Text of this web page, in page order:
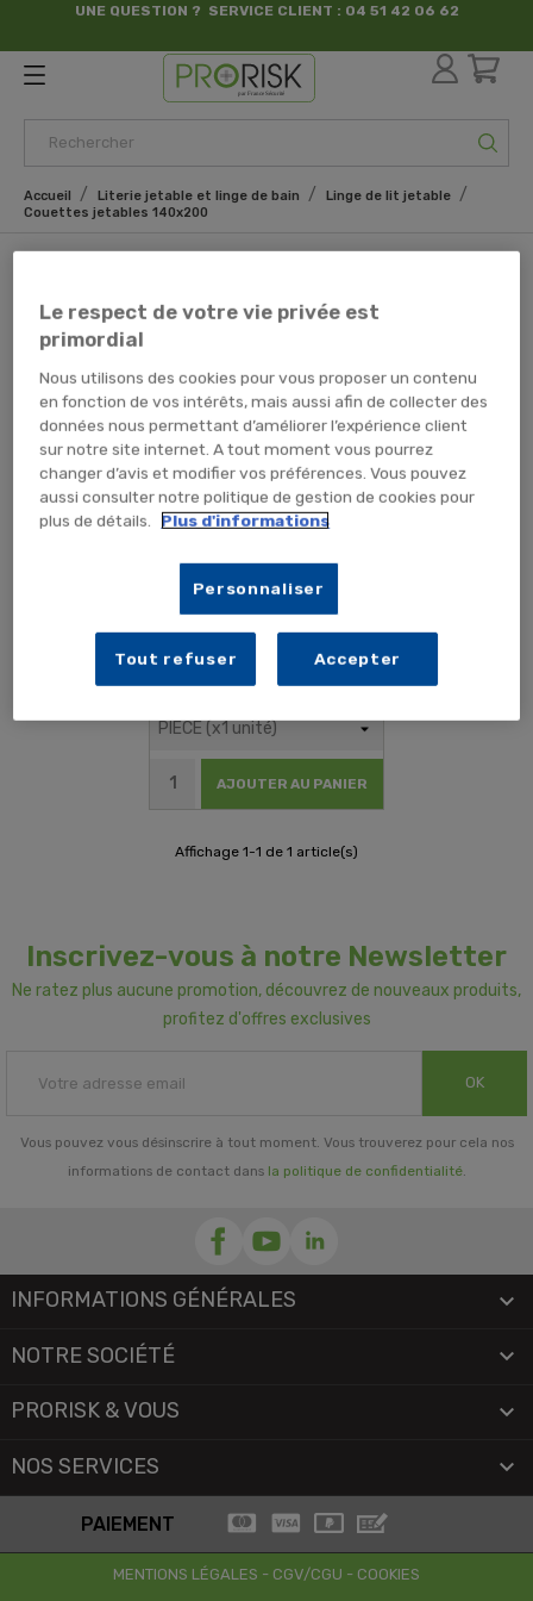
UNE QUESTION ? SERVICE CLIENT : 04 51 42 06 62
par France Sécurité
Accueil Literie jetable et linge de bain
Linge de lit jetable
Couettes jetables 140x200
Il y a 1 produit.
Couette Jetable Semi-
Durable 1 Personne -
140x200cm
16,79 € TTC13,99 € HT
AJOUTER AU PANIER
Affichage 1-1 de 1 article(s)
Inscrivez-vous à notre Newsletter
Ne ratez plus aucune promotion, découvrez de nouveaux produits,
profitez d'offres exclusives
OK
Vous pouvez vous désinscrire à tout moment. Vous trouverez pour cela nos
informations de contact dans la politique de confidentialité.
INFORMATIONS GÉNÉRALES 
NOTRE SOCIÉTÉ 
PRORISK & VOUS 
NOS SERVICES 
PAIEMENT
MENTIONS LÉGALES - CGV/CGU - COOKIES
Le respect de votre vie privée est
primordial
Nous utilisons des cookies pour vous proposer un contenu
en fonction de vos intérêts, mais aussi afin de collecter des
données nous permettant d’améliorer l’expérience client
sur notre site internet. A tout moment vous pourrez
changer d’avis et modifier vos préférences. Vous pouvez
aussi consulter notre politique de gestion de cookies pour
plus de détails.
Plus d'informations
Personnaliser
Tout refuser Accepter